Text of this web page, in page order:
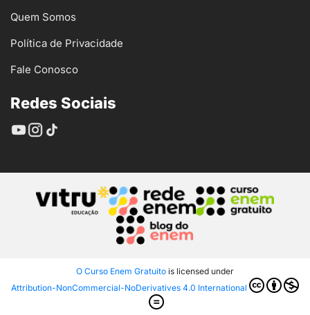
Quem Somos
Política de Privacidade
Fale Conosco
Redes Sociais
O Curso Enem Gratuito is licensed under
Attribution-NonCommercial-NoDerivatives 4.0 International